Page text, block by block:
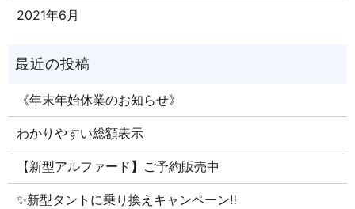
2021年6月
《年末年始休業のお知らせ》
わかりやすい総額表示
【新型アルファード】ご予約販売中
✨新型タントに乗り換えキャンペーン‼